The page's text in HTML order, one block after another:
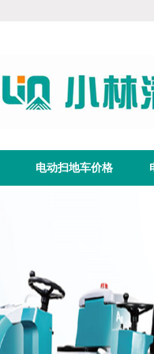
电动扫地车价格